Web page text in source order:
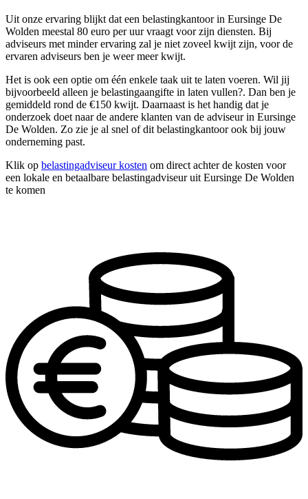
Uit onze ervaring blijkt dat een belastingkantoor in Eursinge De
Wolden meestal 80 euro per uur vraagt voor zijn diensten. Bij
adviseurs met minder ervaring zal je niet zoveel kwijt zijn, voor de
ervaren adviseurs ben je weer meer kwijt.
Het is ook een optie om één enkele taak uit te laten voeren. Wil jij
bijvoorbeeld alleen je belastingaangifte in laten vullen?. Dan ben je
gemiddeld rond de €150 kwijt. Daarnaast is het handig dat je
onderzoek doet naar de andere klanten van de adviseur in Eursinge
De Wolden. Zo zie je al snel of dit belastingkantoor ook bij jouw
onderneming past.
Klik op belastingadviseur kosten om direct achter de kosten voor
een lokale en betaalbare belastingadviseur uit Eursinge De Wolden
te komen